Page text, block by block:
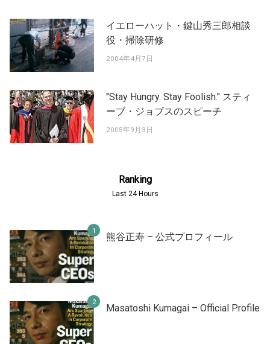
イエローハット・鍵山秀三郎相談
役・掃除研修
2004年4月7日
"Stay Hungry. Stay Foolish." スティ
ーブ・ジョブスのスピーチ
2005年9月3日
Ranking
Last 24 Hours
熊谷正寿 – 公式プロフィール
Masatoshi Kumagai – Official Profile